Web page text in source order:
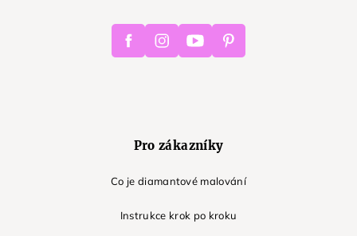
FacebookInstagramYoutube Pinterest
Pro zákazníky
Co je diamantové malování
Instrukce krok po kroku